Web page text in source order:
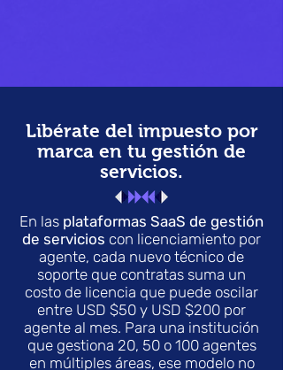
Libérate del impuesto por
marca en tu gestión de
servicios.
En las plataformas SaaS de gestión
de servicios con licenciamiento por
agente, cada nuevo técnico de
soporte que contratas suma un
costo de licencia que puede oscilar
entre USD $50 y USD $200 por
agente al mes. Para una institución
que gestiona 20, 50 o 100 agentes
en múltiples áreas, ese modelo no